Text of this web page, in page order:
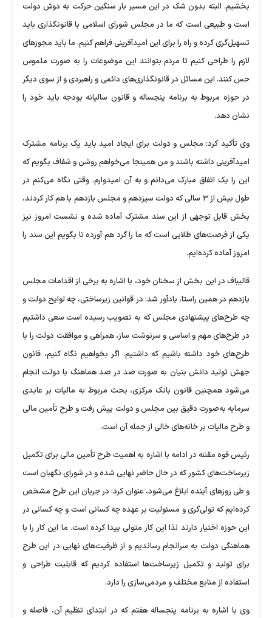
بخشیم. البته بدون شک در این مسیر بار سنگین حرکت به دوش دولت
است و طبیعی است که ما در مجلس شورای اسلامی با قانونگذاری باید
تسهیل‌گری کرده و راه را برای این امیدآفرینی فراهم کنیم. ما باید مجوز‌های
لازم را طراحی کنیم تا مردم بتوانند این موضوعات را به صورت ملموس
حس کنند. این مسائل در قانونگذاری‌های دائمی و راهبردی و از سوی دیگر
در حوزه مربوط به برنامه پنجساله و قانون سالیانه بودجه باید خود را
نشان دهد.
وی تأکید کرد: مجلس و دولت برای ایجاد امید باید یک برنامه مشترک
امیدآفرینی داشته باشند و من همینجا می‌خواهم روشن و شفاف بگویم که
این را یک اتفاق مبارک می‌دانم و به آن امیدوارم. وقتی نگاه می‌کنم در
طول بیش از ۳ سالی که دولت سیزدهم و مجلس یازدهم با هم کار کردند،
بخش قابل توجهی از این سند مشترک آماده شده و نشست امروز نیز
یکی از فرصت‌های طلایی است که ما را گرد هم آورده تا بگویم این سند را
امروز آماده کرده‌ایم.
قالیباف در این بخش از سخنان خود، با اشاره به برخی از اقدامات مجلس
یازدهم در همین راستا، یادآور شد: در قوانین زیرساختی، چه لوایح دولت و
چه طرح‌های پیشنهادی مجلس که به تصویب رسیده است سعی داشتیم
در طرح‌های مهم و اساسی و سرنوشت ساز، همراهی و موافقت دولت را با
طرح‌های خود داشته باشیم که داشتیم. اگر بخواهیم نگاه کنیم، قانون
جهش تولید دانش بنیان به صورت صد در صد هماهنگ با دولت انجام
می‌شود همچنین قانون بانک مرکزی، بحث مربوط به مالیات بر عایدی
سرمایه به‌صورت دقیق بین مجلس و دولت پیش رفت و طرح تأمین مالی
و طرح مالیات بر خانه‌های خالی از جمله آن است.
رئیس قوه مقننه در ادامه با اشاره به اهمیت طرح تأمین مالی برای تکمیل
زیرساخت‌های کشور که در حال حاضر نهایی شده و در شورای نگهبان است
و طی روز‌های آینده ابلاغ می‌شود، عنوان کرد: در جریان این طرح مشخص
کرده‌ایم که تولی‌گری و مسئولیت بر عهده چه کسانی است و چه کسانی در
این حوزه اختیار دارند لذا این کار متولی پیدا کرده است. ما این کار را با
هماهنگی دولت به سرانجام رساندیم و از ظرفیت‌های نهایی در این طرح
برای تولید و تکمیل زیرساخت‌ها استفاده کردیم که قابلیت طراحی و
استفاده از منابع مختلف و مردمی‌سازی را دارد.
وی با اشاره به برنامه پنجساله هفتم که در ابتدای تنظیم آن، فاصله و